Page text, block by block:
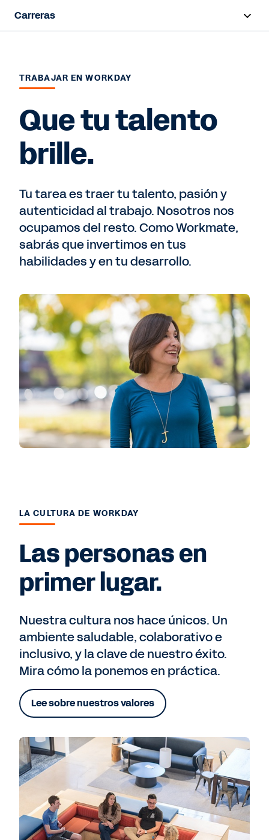
Carreras
Trabaja en Workday
Programas de contratación
Equipos
Búsqueda de empleo
TRABAJAR EN WORKDAY
Que tu talento
brille.
Tu tarea es traer tu talento, pasión y
autenticidad al trabajo. Nosotros nos
ocupamos del resto. Como Workmate,
sabrás que invertimos en tus
habilidades y en tu desarrollo.
LA CULTURA DE WORKDAY
Las personas en
primer lugar.
Nuestra cultura nos hace únicos. Un
ambiente saludable, colaborativo e
inclusivo, y la clave de nuestro éxito.
Mira cómo la ponemos en práctica.
Lee sobre nuestros valores